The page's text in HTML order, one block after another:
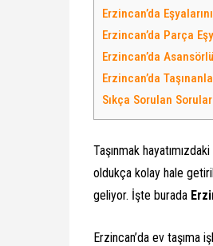
Erzincan’da
Erzincan’da Parça
Erzincan’da
Erzincan’da
Sıkça Sorulan Sorular
Taşınmak
oldukça kolay hale
geliyor. İşte burada
Erzincan’da ev taşıma